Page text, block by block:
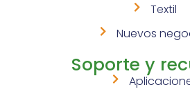
Textil
Nuevos
Soporte y